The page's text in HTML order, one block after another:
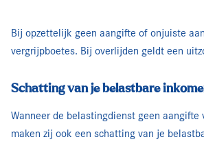
Bij opzettelijk geen aangifte of onjuiste
vergrijpboetes. Bij overlijden geldt een
Schatting van je belastbare
Wanneer de belastingdienst geen aangifte
maken zij ook een schatting van je